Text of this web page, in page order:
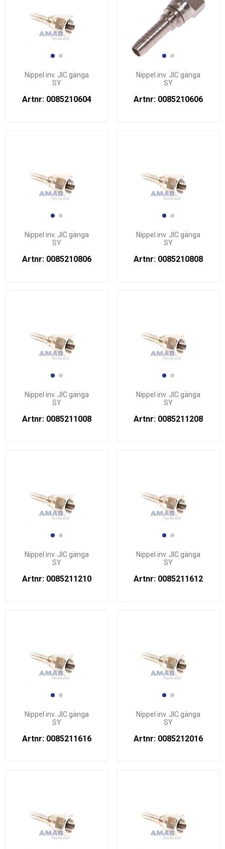
Nippel inv. JIC gänga
SY
Artnr: 0085210604
Nippel inv. JIC gänga
SY
Artnr: 0085210606
Nippel inv. JIC gänga
SY
Artnr: 0085210806
Nippel inv. JIC gänga
SY
Artnr: 0085210808
Nippel inv. JIC gänga
SY
Artnr: 0085211008
Nippel inv. JIC gänga
SY
Artnr: 0085211208
Nippel inv. JIC gänga
SY
Artnr: 0085211210
Nippel inv. JIC gänga
SY
Artnr: 0085211612
Nippel inv. JIC gänga
SY
Artnr: 0085211616
Nippel inv. JIC gänga
SY
Artnr: 0085212016